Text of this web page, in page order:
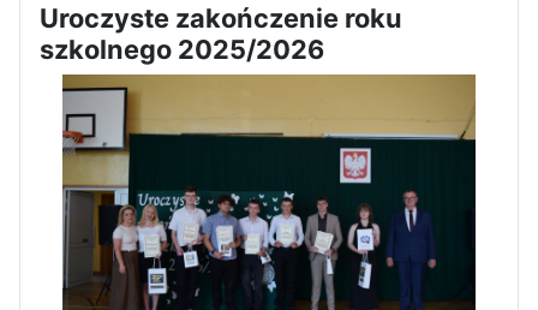
Dni Otwarte w „Staszicu” za
nami
Informatycy zapraszają do
Staszica w Iłży!
Uroczyste zakończenie roku
szkolnego 2025/2026